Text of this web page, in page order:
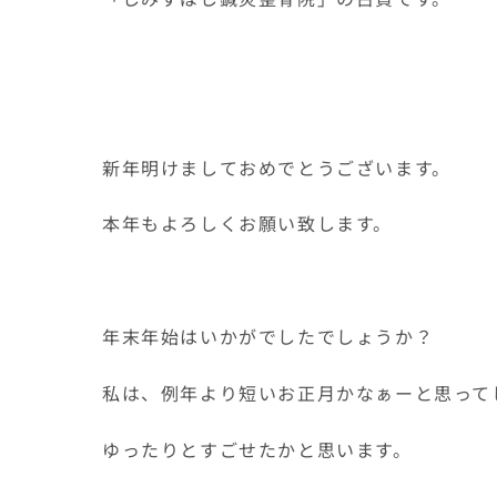
新年明けましておめでとうございます。
本年もよろしくお願い致します。
年末年始はいかがでしたでしょうか？
私は、例年より短いお正月かなぁーと思っ
ゆったりとすごせたかと思います。